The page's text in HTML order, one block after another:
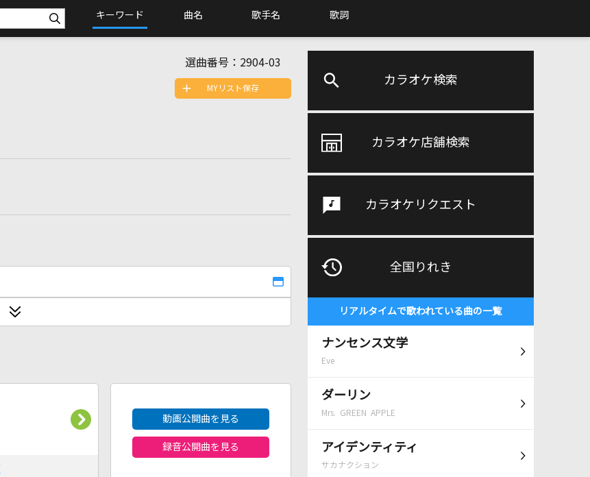
キーワード 曲名 歌手名 歌詞
カラオケ検索
カラオケ店舗検索
カラオケリクエスト
全国りれき
リアルタイムで歌われている曲の一覧
ナンセンス文学
Eve
ダーリン
Mrs. GREEN APPLE
アイデンティティ
サカナクション
選曲番号： 2904-03
MYリスト保存
動画公開曲を見る
録音公開曲を見る